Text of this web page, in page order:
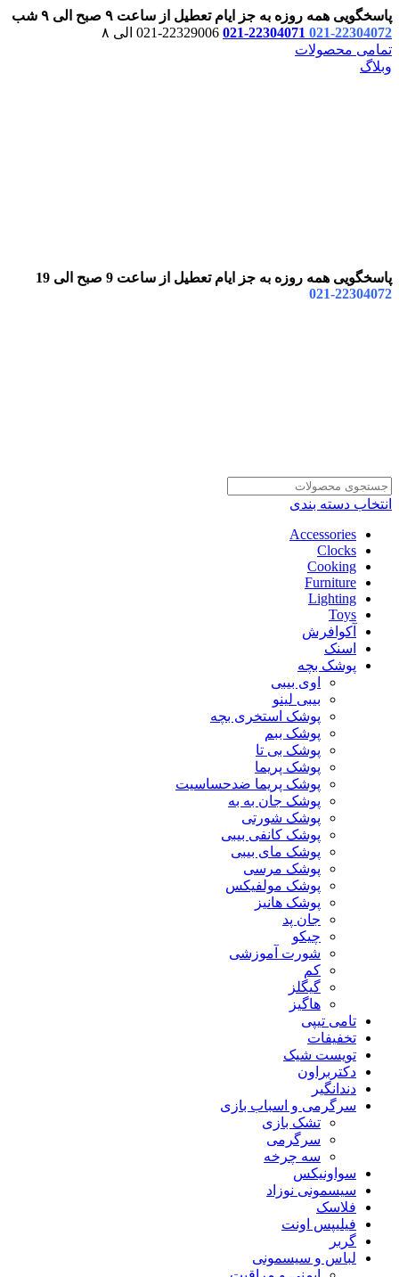
پاسخگویی همه روزه به جز ایام تعطیل از ساعت ۹ صبح الی ۹ شب
22304072-021
22304071-021
تمامی محصولات
وبلاگ
پاسخگویی همه روزه به جز ایام تعطیل از ساعت 9 صبح الی 19
22304072-021
انتخاب دسته بندی
Accessories
Clocks
Cooking
Furniture
Lighting
Toys
آکوافرش
اسنک
پوشک بچه
اوی بیبی
بیبی لینو
پوشک استخری بچه
پوشک ببم
پوشک بی تا
پوشک پریما
پوشک پریما ضدحساسیت
پوشک جان به به
پوشک شورتی
پوشک کانفی بیبی
پوشک مای بیبی
پوشک مرسی
پوشک مولفیکس
پوشک هانیز
جان پد
چیکو
شورت آموزشی
کم
گیگلز
هاگیز
تامی تیپی
تخفیفات
تویست شیک
دکتربراون
دندانگیر
سرگرمی و اسباب بازی
تشک بازی
سرگرمی
سه چرخه
سواونیکس
سیسمونی نوزاد
فلاسک
فیلیپس اونت
گربر
لباس و سیسمونی